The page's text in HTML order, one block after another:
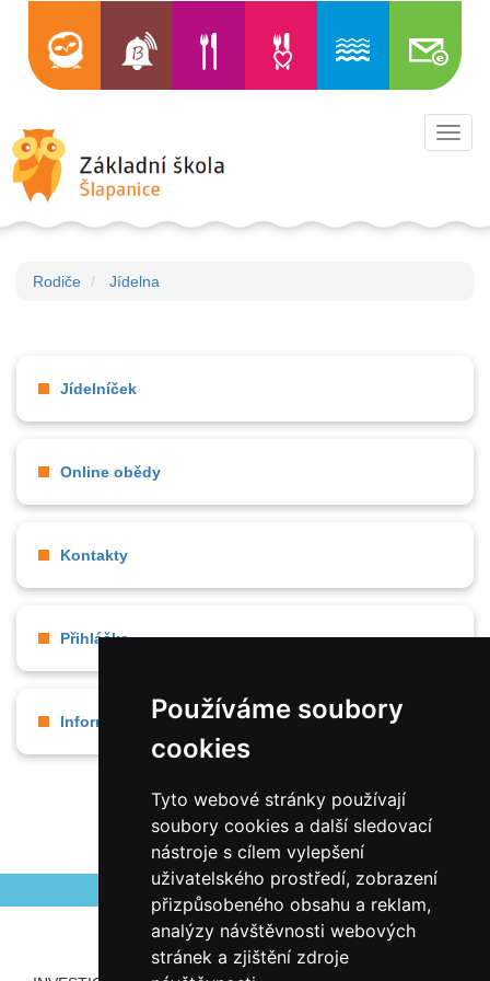
Používáme soubory
cookies
Tyto webové stránky používají
soubory cookies a další sledovací
nástroje s cílem vylepšení
uživatelského prostředí, zobrazení
přizpůsobeného obsahu a reklam,
analýzy návštěvnosti webových
stránek a zjištění zdroje
Rodiče Jídelna
Jídelníček
Online obědy
Kontakty
Přihláška
Informace pro strávníky